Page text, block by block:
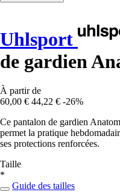
Uhlsport
de gardien
À partir de
60,00 € 44,22 € -26%
Ce pantalon de gardien
permet la pratique
ses protections renforcées.
Taille
*
Guide des tailles